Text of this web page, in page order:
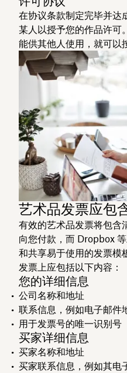
在协议条款制定完毕并达
某人以授予您的作品许可
能供其他人使用，就可以
艺术品发票应包
有效的艺术品发票将包含
向您付款，而 Dropbox
和共享易于使用的发票模
发票上应包括以下内容：
您的详细信息
公司名称和地址
联系信息，例如电子邮件
用于发票号的唯一识别号
买家详细信息
买家名称和地址
买家联系信息，例如其电